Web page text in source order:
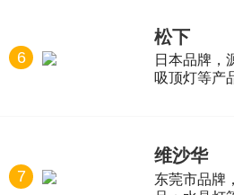
6
松下
日本品牌，
吸顶灯等产
7
维沙华
东莞市品牌